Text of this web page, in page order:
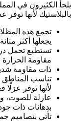
يلجأ الكثيرون في
بالبلاستيك لأنها توفر
تجمع هذه
يجعلها أكثر
تستطيع تحمل
مقاومة الحرارة
ذات مقاومة
تناسب المناطق
لأنها توفر عزلًا
عازلة للصوت،
بدهانات ذات
تأتي بتصاميم